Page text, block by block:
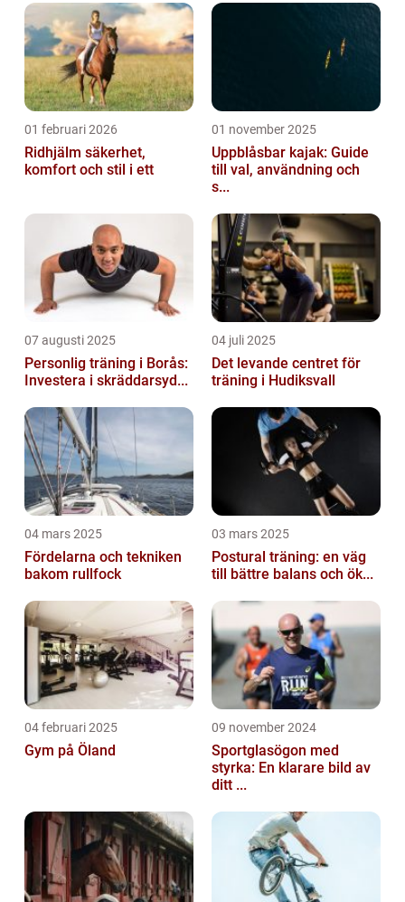
01 februari 2026
Ridhjälm säkerhet,
komfort och stil i ett
01 november 2025
Uppblåsbar kajak: Guide
till val, användning och
s...
07 augusti 2025
Personlig träning i Borås:
Investera i skräddarsyd...
04 juli 2025
Det levande centret för
träning i Hudiksvall
04 mars 2025
Fördelarna och tekniken
bakom rullfock
03 mars 2025
Postural träning: en väg
till bättre balans och ök...
04 februari 2025
Gym på Öland
09 november 2024
Sportglasögon med
styrka: En klarare bild av
ditt ...